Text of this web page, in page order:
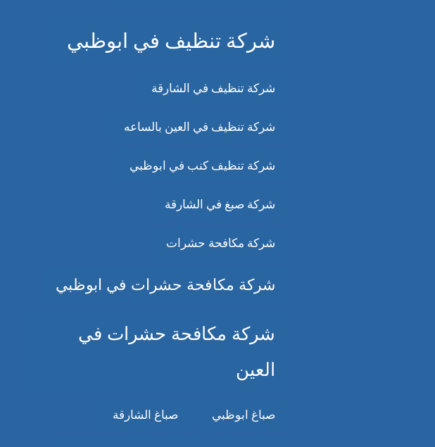
شركة تنظيف في ابوظبي
شركة تنظيف في الشارقة
شركة تنظيف في العين بالساعه
شركة تنظيف كنب في ابوظبي
شركة صبغ في الشارقة
شركة مكافحة حشرات
شركة مكافحة حشرات في ابوظبي
شركة مكافحة حشرات في
العين
صباغ ابوظبي صباغ الشارقة